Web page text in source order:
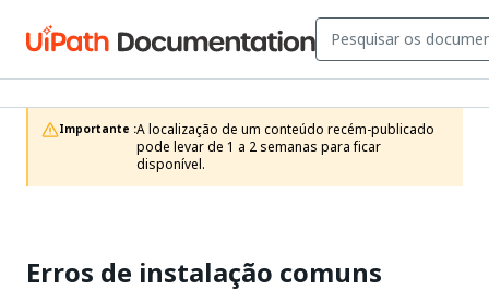
Importante :A localização de um conteúdo recém-publicado
pode levar de 1 a 2 semanas para ficar
disponível.
Erros de instalação comuns